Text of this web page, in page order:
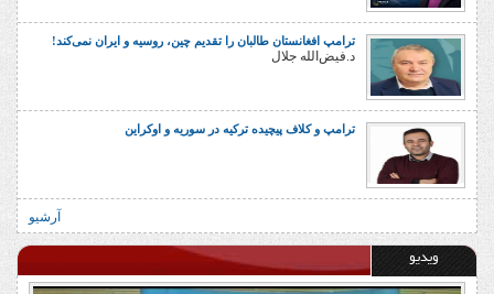
ترامپ افغانستان طالبان را تقدیم چین، روسیه و ایران نمی‌کند!
د.فیض‌الله جلال
ترامپ و کلاف پیچیده ترکیه در سوریه و اوکراین
آرشیو
ویدیو